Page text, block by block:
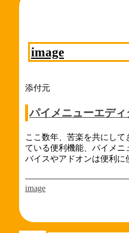
image
添付元
パイメニューエデ
ここ数年、苦楽を共にし
ている便利機能、パイメニ
バイスやアドオンは便利に
image